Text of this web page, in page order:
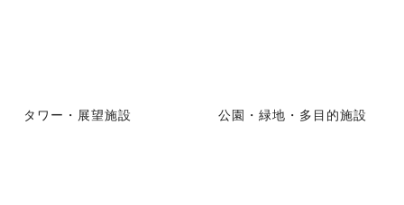
タワー・展望施設 公園・緑地・多目的施設